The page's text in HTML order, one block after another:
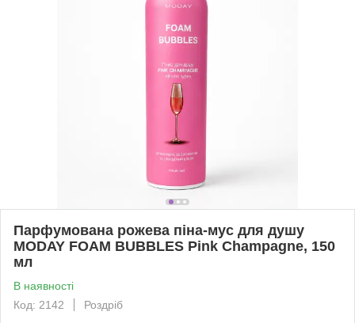
Парфумована рожева піна-мус для душу
MODAY FOAM BUBBLES Pink Champagne, 150
мл
В наявності
Код: 2142
Роздріб